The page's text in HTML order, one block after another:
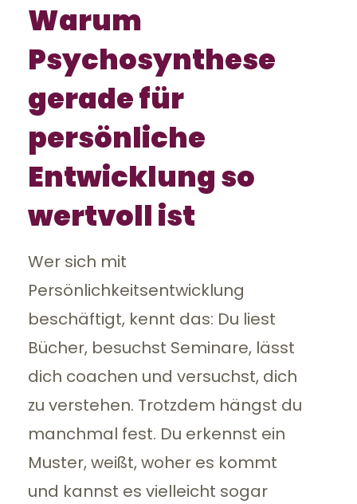
Warum
Psychosynthese
gerade für
persönliche
Entwicklung so
wertvoll ist
Wer sich mit
Persönlichkeitsentwicklung
beschäftigt, kennt das: Du liest
Bücher, besuchst Seminare, lässt
dich coachen und versuchst, dich
zu verstehen. Trotzdem hängst du
manchmal fest. Du erkennst ein
Muster, weißt, woher es kommt
und kannst es vielleicht sogar